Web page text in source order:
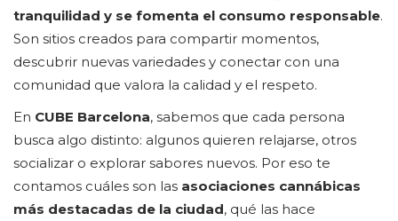
tranquilidad y se fomenta el consumo responsable.
Son sitios creados para compartir momentos,
descubrir nuevas variedades y conectar con una
comunidad que valora la calidad y el respeto.
En CUBE Barcelona, sabemos que cada persona
busca algo distinto: algunos quieren relajarse, otros
socializar o explorar sabores nuevos. Por eso te
contamos cuáles son las asociaciones cannábicas
más destacadas de la ciudad, qué las hace